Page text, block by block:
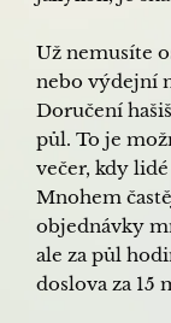
Už nemusíte
nebo výdejní
Doručení
půl. To je
večer, kdy lidé
Mnohem
objednávky
ale za půl
doslova za 15